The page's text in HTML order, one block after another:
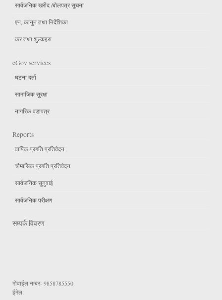
सार्वजनिक खरीद /बोलपत्र सूचना
एन, कानुन तथा निर्देशिका
कर तथा शुल्कहरु
eGov services
घटना दर्ता
सामाजिक सुरक्षा
नागरिक वडापत्र
Reports
वार्षिक प्रगति प्रतिवेदन
चौमासिक प्रगति प्रतिवेदन
सार्वजनिक सुनुवाई
सार्वजनिक परीक्षण
सम्पर्क विवरण
मोवाईल नम्बरः 9858785550
ईमेल: